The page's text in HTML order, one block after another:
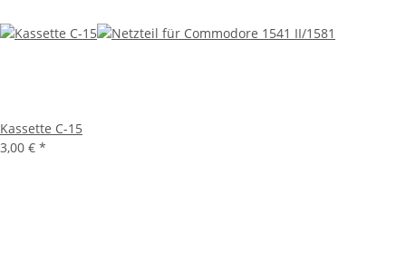
Kassette C-15
3,00 € *